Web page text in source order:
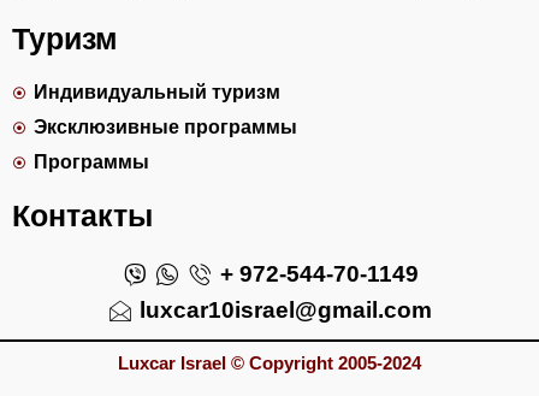
Туризм
Индивидуальный туризм
Эксклюзивные программы
Программы
Контакты
+ 972-544-70-1149
luxcar10israel@gmail.com
Luxcar Israel © Copyright 2005-2024